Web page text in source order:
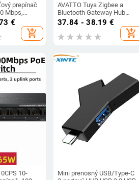
prepínač
Mbps,
€
add_shopping_cart
AVATTO Tuya Zigbee a
Bluetooth Gateway Hub
Smart Home Bridge Smart
Life Bezdrôtové diaľkové
ovládanie hlasom pre Alexa
37.84 - 38.19 €
add_shopping_cart
10-
Mini prenosný USB/Type-C